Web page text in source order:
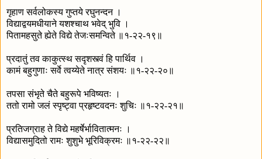
गृहाण सर्वलोकस्य गुप्तये रघुनन्दन ।
विद्याद्वयमधीयाने यशश्चाथ भवेद् भुवि ।
पितामहसुते ह्येते विद्ये तेजःसमन्विते ॥१-२२-१९॥
प्रदातुं तव काकुत्स्थ सदृशस्त्वं हि पार्थिव ।
कामं बहुगुणाः सर्वे त्वय्येते नात्र संशयः ॥१-२२-२०॥
तपसा संभृते चैते बहुरूपे भविष्यतः ।
ततो रामो जलं स्पृष्ट्वा प्रहृष्टवदनः शुचिः ॥१-२२-२१॥
प्रतिजग्राह ते विद्ये महर्षेर्भावितात्मनः ।
विद्यासमुदितो रामः शुशुभे भूरिविक्रमः ॥१-२२-२२॥